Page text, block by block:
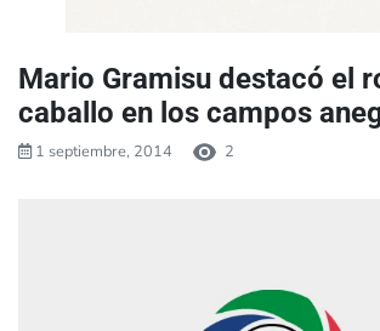
Mario Gramisu destacó el
caballo en los campos
1 septiembre, 2014 2